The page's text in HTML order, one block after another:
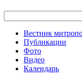
Вестник
Публикации
Фото
Видео
Календарь